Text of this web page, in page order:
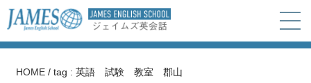
HOME /tag : 英語 試験 教室 郡山